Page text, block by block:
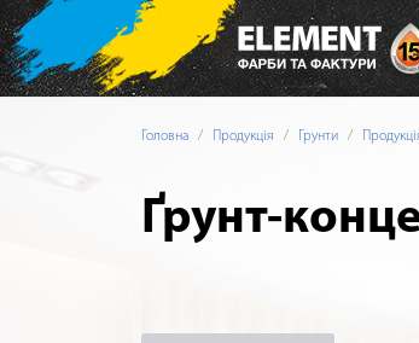
Головна Продукція Грунти
Ґрунт-